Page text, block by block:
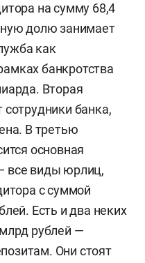
на сумму 68,4
долю занимает
как
банкротства
Вторая
банка,
В третью
основная
все виды юрлиц,
с суммой
Есть и два неких
рублей —
Они стоят